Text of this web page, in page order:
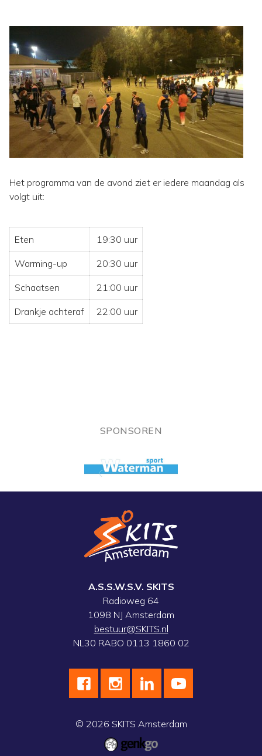
Het programma van de avond ziet er iedere maandag als
volgt uit:
Eten 19:30 uur
Warming-up 20:30 uur
Schaatsen 21:00 uur
Drankje achteraf 22:00 uur
SPONSOREN
A.S.S.W.S.V. SKITS
Radioweg 64
1098 NJ Amsterdam
bestuur@SKITS.nl
NL30 RABO 0113 1860 02
© 2026 SKITS Amsterdam